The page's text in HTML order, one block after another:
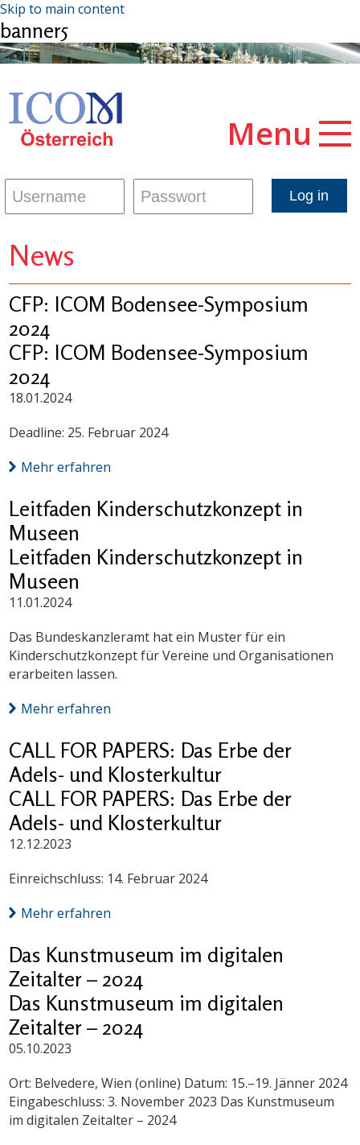
Skip to main content
banner5
Menu
News
CFP: ICOM Bodensee-Symposium
2024
CFP: ICOM Bodensee-Symposium
2024
18.01.2024
Deadline: 25. Februar 2024
Mehr erfahren
Leitfaden Kinderschutzkonzept in
Museen
Leitfaden Kinderschutzkonzept in
Museen
11.01.2024
Das Bundeskanzleramt hat ein Muster für ein
Kinderschutzkonzept für Vereine und Organisationen
erarbeiten lassen.
Mehr erfahren
CALL FOR PAPERS: Das Erbe der
Adels- und Klosterkultur
CALL FOR PAPERS: Das Erbe der
Adels- und Klosterkultur
12.12.2023
Einreichschluss: 14. Februar 2024
Mehr erfahren
Das Kunstmuseum im digitalen
Zeitalter – 2024
Das Kunstmuseum im digitalen
Zeitalter – 2024
05.10.2023
Ort: Belvedere, Wien (online) Datum: 15.–19. Jänner 2024
Eingabeschluss: 3. November 2023 Das Kunstmuseum
im digitalen Zeitalter – 2024